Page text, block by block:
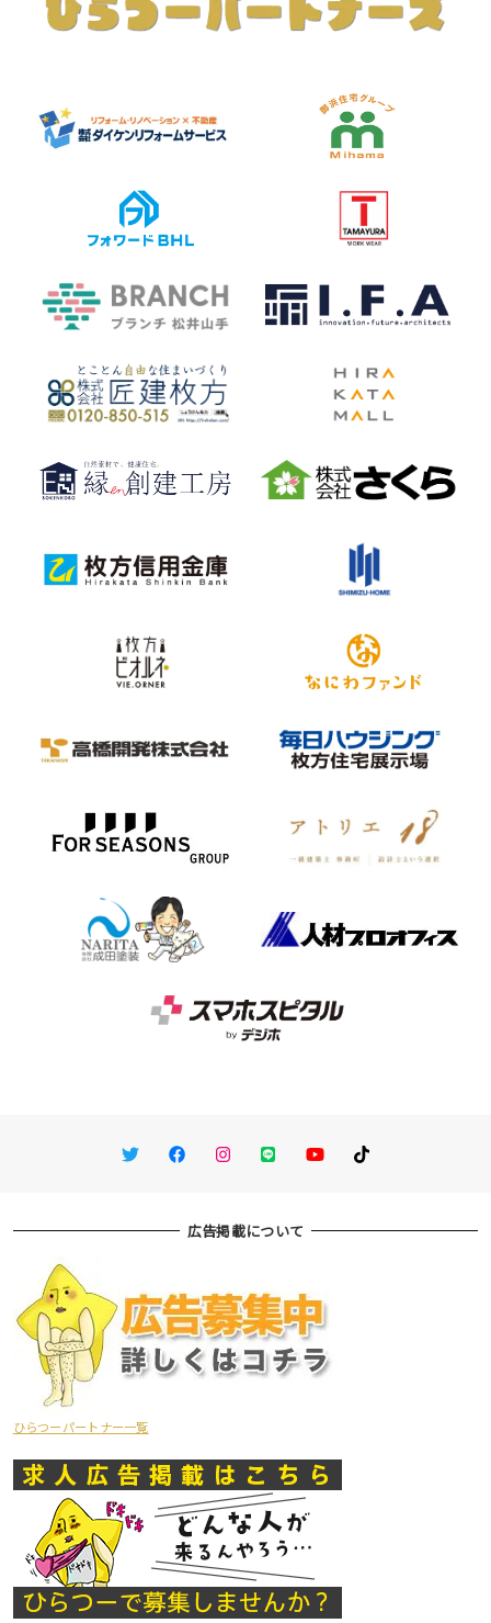
TwitterFacebookInstagram
LINE You TubeTikTok
広告掲載について
ひらつーパートナー一覧